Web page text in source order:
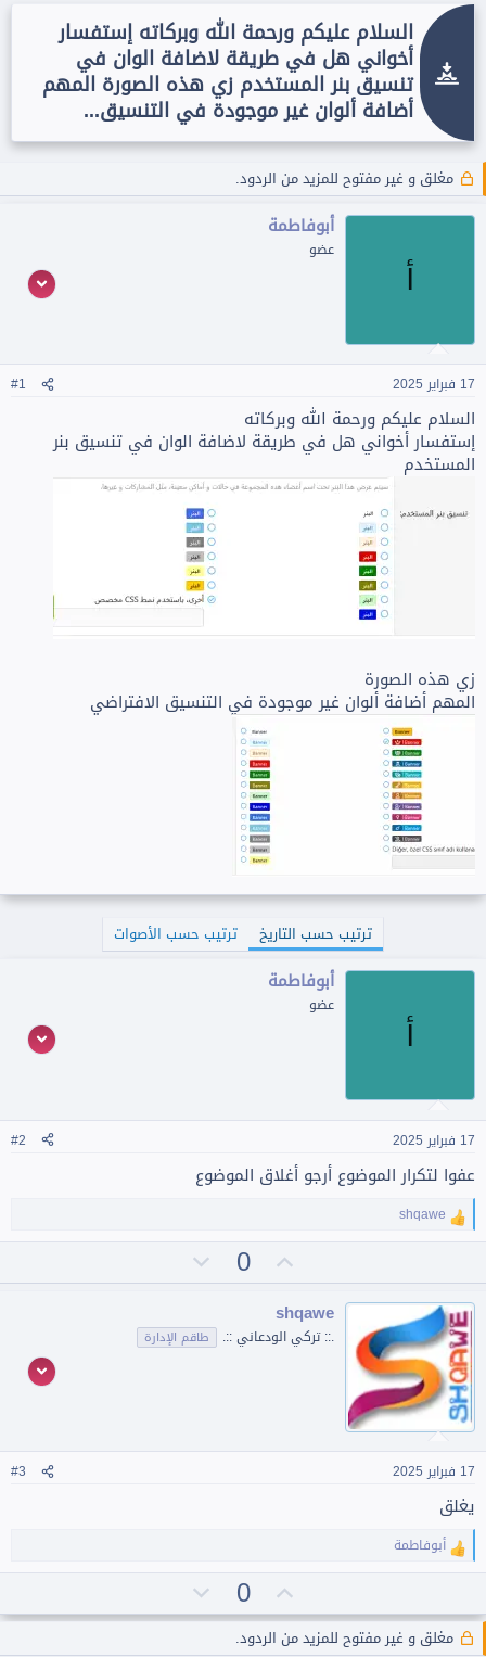
ل
ض
و
ع
ي
خ
ا
ل
ب
د
ء
السلام عليكم ورحمة الله وبركاته إستفسار
أخواني هل في طريقة لاضافة الوان في
تنسيق بنر المستخدم زي هذه الصورة المهم
أضافة ألوان غير موجودة في التنسيق...
مغلق و غير مفتوح للمزيد من الردود.
أ
أبوفاطمة
عضو
17 فبراير 2025 #1
السلام عليكم ورحمة الله وبركاته
إستفسار أخواني هل في طريقة لاضافة الوان في تنسيق بنر
المستخدم
زي هذه الصورة
المهم أضافة ألوان غير موجودة في التنسيق الافتراضي
ترتيب حسب التاريخ ترتيب حسب الأصوات
أ
أبوفاطمة
عضو
17 فبراير 2025 #2
عفوا لتكرار الموضوع أرجو أغلاق الموضوع
ا
ل
ا
ع
ل
ا
ت
:
shqawe
أ
ي
0 ص
ي
ت
ب
ي
shqawe
.:: تركي الودعاني ::. طاقم الإدارة
17 فبراير 2025 #3
يغلق
ا
ل
ا
ع
أبوفاطمة
أ
ي
0 ص
و مغلق و غير مفتوح للمزيد من الردود.